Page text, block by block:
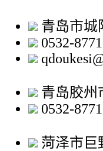
青岛市城
0532-
青岛胶州
0532-
菏泽市巨